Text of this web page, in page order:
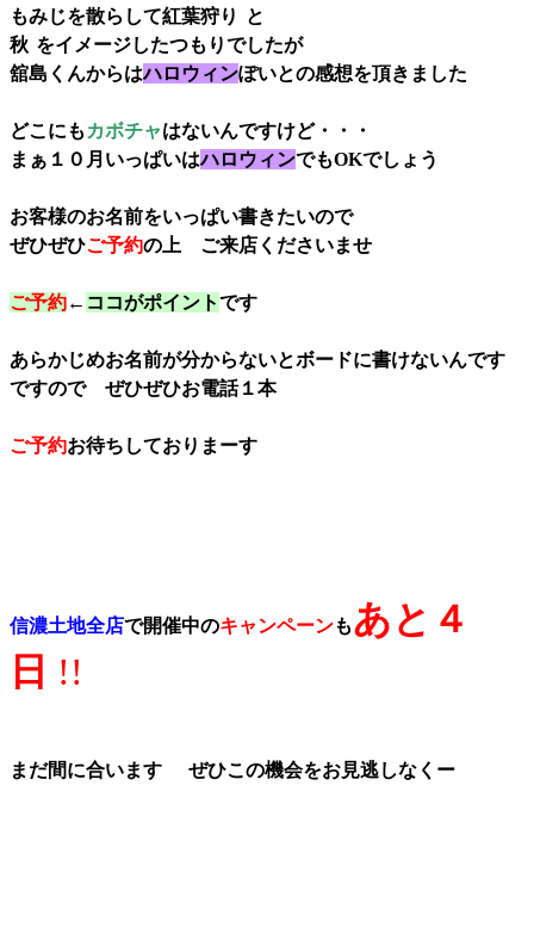
もみじを散らして紅葉狩り
と
秋 をイメージしたつもりでしたが
舘島くんからはハロウィンぽいとの感想を頂きました
どこにも カボチャはないんですけど・・・
まぁ１０月いっぱいはハロウィンでもOKでしょう
お客様のお名前をいっぱい書きたいので
ぜひぜひご予約の上 ご来店くださいませ
ご予約← ココがポイントです
あらかじめお名前が分からないとボードに書けないんです
ですので ぜひぜひお電話１本
ご予約お待ちしておりまーす
信濃土地全店で開催中のキャンペーンもあと４
日 !!
まだ間に合います ぜひこの機会をお見逃しなくー